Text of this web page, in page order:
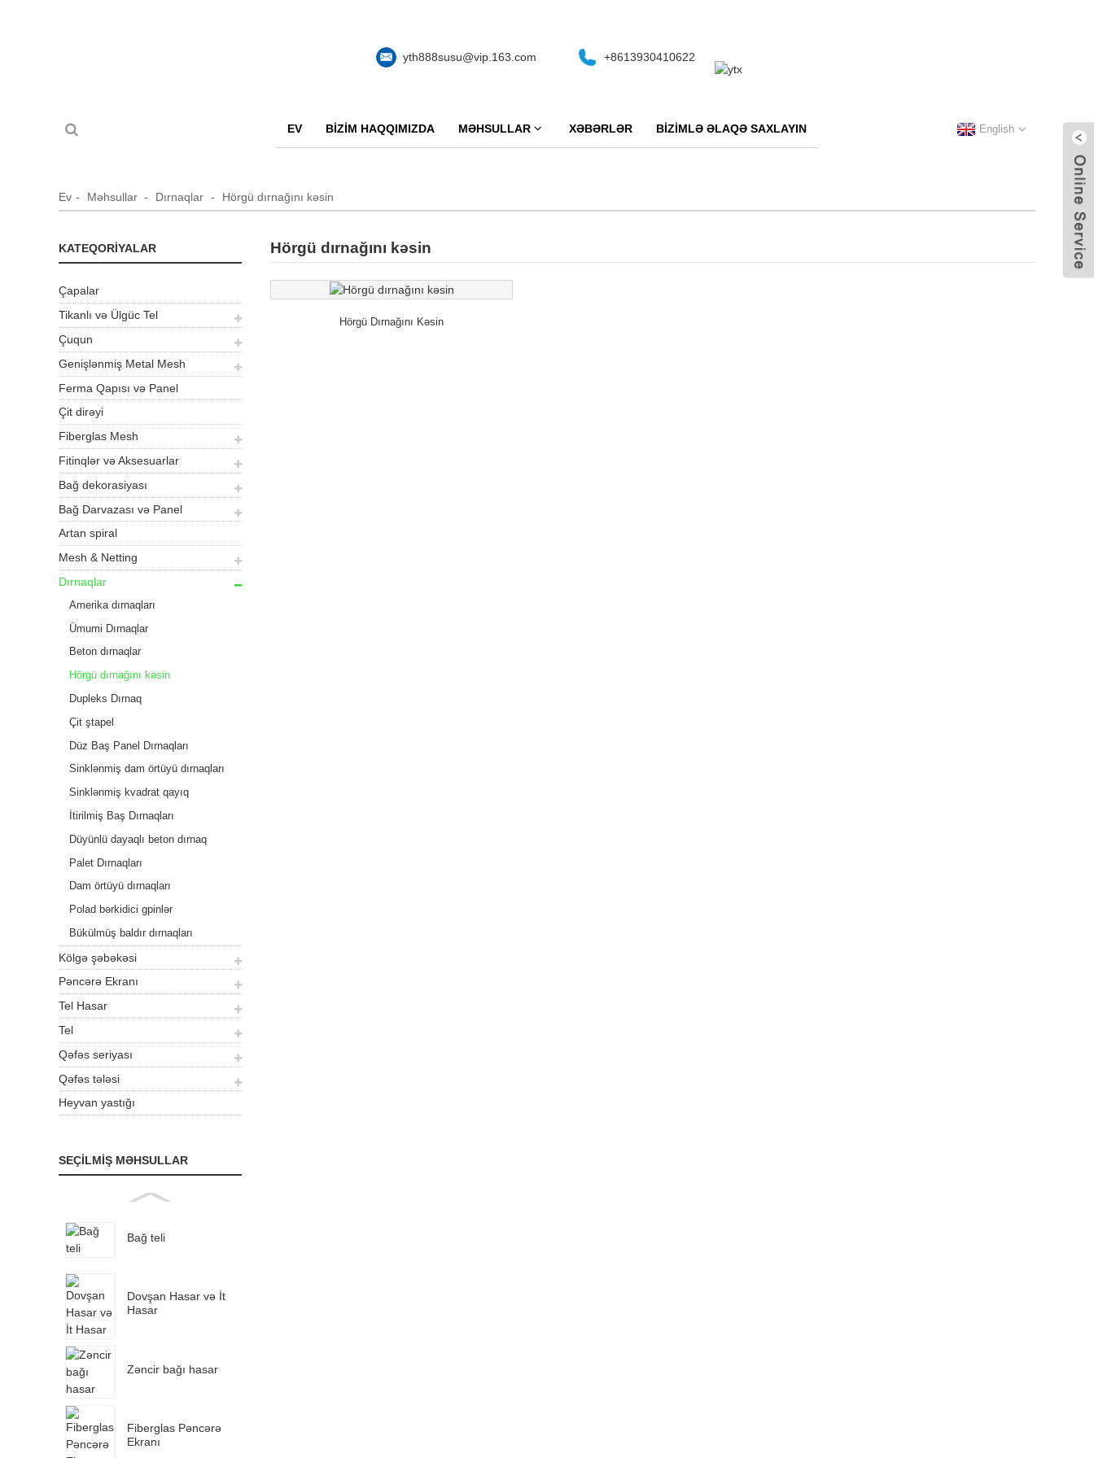
yth888susu@vip.163.com +8613930410622
EV BIZIM HAQQIMIZDA MƏHSULLAR XƏBƏRLƏR BIZIMLƏ ƏLAQƏ SAXLAYIN English
Ev Məhsullar Dırnaqlar Hörgü dırnağını kəsin
KATEQORIYALAR
Çapalar
Tikanlı və Ülgüc Tel
Çuqun
Genişlənmiş Metal Mesh
Ferma Qapısı və Panel
Çit dirəyi
Fiberglas Mesh
Fitinqlər və Aksesuarlar
Bağ dekorasiyası
Bağ Darvazası və Panel
Artan spiral
Mesh & Netting
Dırnaqlar
Amerika dırnaqları
Ümumi Dırnaqlar
Beton dırnaqlar
Hörgü dırnağını kəsin
Dupleks Dırnaq
Çit ştapel
Düz Baş Panel Dırnaqları
Sinklənmiş dam örtüyü dırnaqları
çətir başlığı
Sinklənmiş kvadrat qayıq
dırnaqları
İtirilmiş Baş Dırnaqları
Düyünlü dayaqlı beton dırnaq
Palet Dırnaqları
Dam örtüyü dırnaqları
Polad bərkidici gpinlər
Bükülmüş baldır dırnaqları
Kölgə şəbəkəsi
Pəncərə Ekranı
Tel Hasar
Tel
Qəfəs seriyası
Qəfəs tələsi
Heyvan yastığı
SEÇILMIŞ MƏHSULLAR
Bağ teli
Dovşan Hasar və İt
Hasar
Zəncir bağı hasar
Fiberglas Pəncərə
Ekranı
Hörgü dırnağını kəsin
Hörgü Dırnağını Kəsin